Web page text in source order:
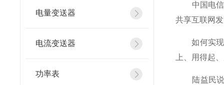
电量变送器
电流变送器
功率表
中国电信集
共享互联网
如何实现习
上、用得起
陆益民说